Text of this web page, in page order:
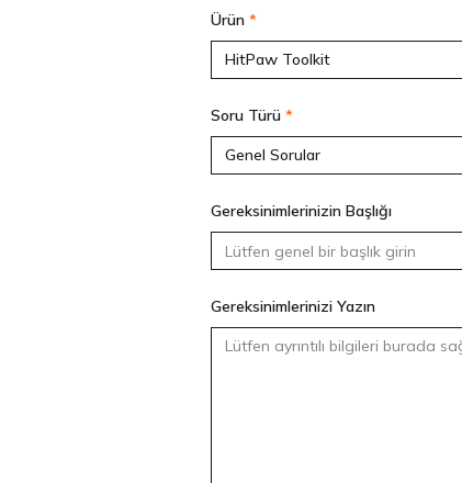
Ürün *
Soru Türü *
Gereksinimlerinizin Başlığı
Gereksinimlerinizi Yazın